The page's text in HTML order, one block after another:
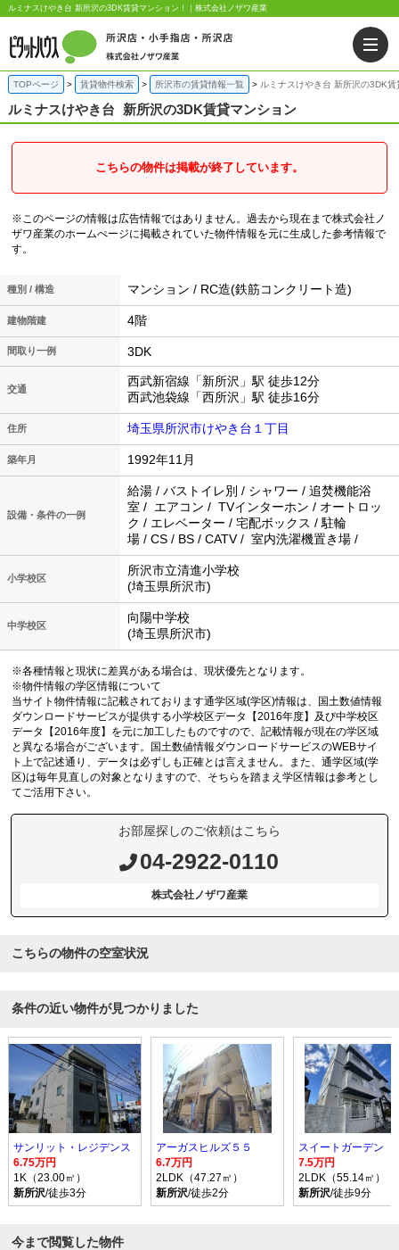
ルミナスけやき台 新所沢の3DK賃貸マンション！｜株式会社ノザワ産業
TOPページ 賃貸物件検索 所沢市の賃貸情報一覧 ルミナスけやき台 新所沢の3DK賃
ルミナスけやき台 新所沢の3DK賃貸マンション
こちらの物件は掲載が終了しています。
※このページの情報は広告情報ではありません。過去から現在まで株式会社ノ
ザワ産業のホームぺージに掲載されていた物件情報を元に生成した参考情報で
す。
種別 / 構造 マンション / RC造(鉄筋コンクリート造)
建物階建 4階
間取り一例 3DK
交通
西武新宿線「新所沢」駅 徒歩12分
西武池袋線「西所沢」駅 徒歩16分
住所 埼玉県所沢市けやき台１丁目
築年月 1992年11月
設備・条件の一例
給湯 / バストイレ別 / シャワー / 追焚機能浴
室 / エアコン / TVインターホン / オートロッ
ク / エレベーター / 宅配ボックス / 駐輪
場 / CS / BS / CATV / 室内洗濯機置き場 /
小学校区
所沢市立清進小学校
(埼玉県所沢市)
中学校区
向陽中学校
(埼玉県所沢市)
※各種情報と現状に差異がある場合は、現状優先となります。
※物件情報の学区情報について
当サイト物件情報に記載されております通学区域(学区)情報は、国土数値情報
ダウンロードサービスが提供する小学校区データ【2016年度】及び中学校区
データ【2016年度】を元に加工したものですので、記載情報が現在の学区域
と異なる場合がございます。国土数値情報ダウンロードサービスのWEBサイ
ト上で記述通り、データは必ずしも正確とは言えません。また、通学区域(学
区)は毎年見直しの対象となりますので、そちらを踏まえ学区情報は参考とし
てご活用下さい。
お部屋探しのご依頼はこちら
04-2922-0110
株式会社ノザワ産業
こちらの物件の空室状況
条件の近い物件が見つかりました
サンリット・レジデンス
6.75万円
1K（23.00㎡）
新所沢/徒歩3分
アーガスヒルズ５５
6.7万円
2LDK（47.27㎡）
新所沢/徒歩2分
スイートガーデン
7.5万円
2LDK（55.14㎡）
新所沢/徒歩9分
今まで閲覧した物件